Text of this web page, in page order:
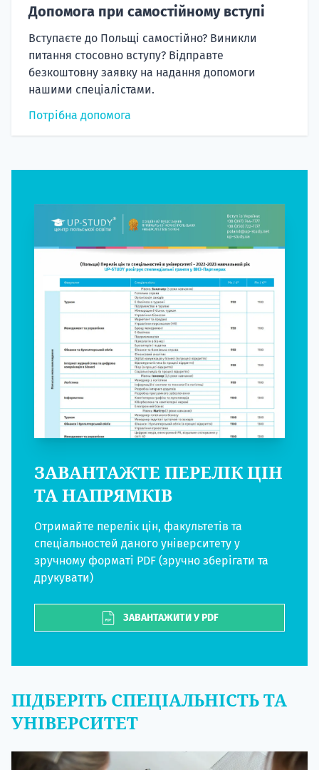
Допомога при самостійному вступі
Вступаєте до Польщі самостійно? Виникли
питання стосовно вступу? Відправте
безкоштовну заявку на надання допомоги
нашими спеціалістами.
Потрібна допомога
ЗАВАНТАЖТЕ ПЕРЕЛІК ЦІН
ТА НАПРЯМКІВ
Отримайте перелік цін, факультетів та
спеціальностей даного університету у
зручному форматі PDF (зручно зберігати та
друкувати)
ЗАВАНТАЖИТИ У PDF
ПІДБЕРІТЬ СПЕЦІАЛЬНІСТЬ ТА
УНІВЕРСИТЕТ